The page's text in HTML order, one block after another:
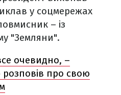
у соцмережах
– із
"Земляни".
очевидно, –
розповів про свою